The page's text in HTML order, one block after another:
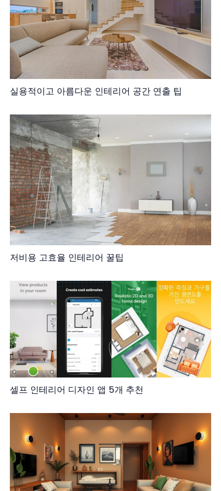
실용적이고 아름다운 인테리어 공간 연출 팁
저비용 고효율 인테리어 꿀팁
셀프 인테리어 디자인 앱 5개 추천